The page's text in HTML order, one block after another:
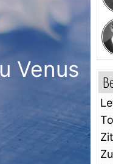
Venus